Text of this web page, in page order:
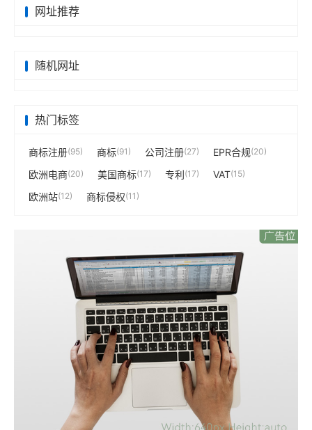
境扩张与个人海外资产配
置需求激增...
网址推荐
随机网址
热门标签
商标注册(95) 商标(91) 公司注册(27) EPR合规(20)
欧洲电商(20) 美国商标(17) 专利(17) VAT(15)
欧洲站(12) 商标侵权(11)